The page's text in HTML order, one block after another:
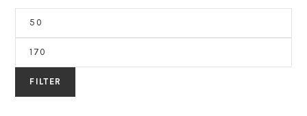
Minimálna
cena
Maximálna
cena
FILTER